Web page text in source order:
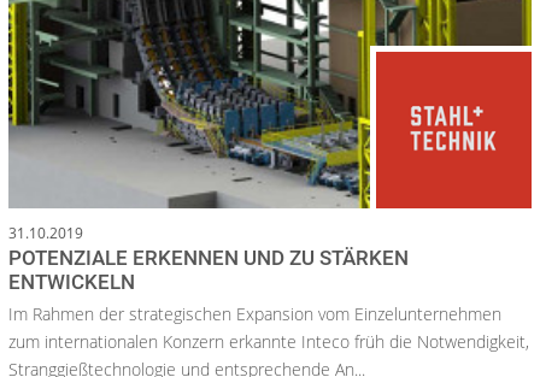
31.10.2019
POTENZIALE ERKENNEN UND ZU STÄRKEN
ENTWICKELN
Im Rahmen der strategischen Expansion vom Einzelunternehmen
zum internationalen Konzern erkannte Inteco früh die Notwendigkeit,
Stranggießtechnologie und entsprechende An...